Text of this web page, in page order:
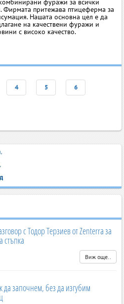
фуражи за всички
Фирмата притежава птицеферма за
Нашата основна цел е да
на качествени фуражи и
с високо качество.
4 5 6
с Тодор Терзиев от Zenterra за
стъпка
Виж още..
да започнем, без да изгубим